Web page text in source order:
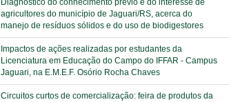
Diagnóstico do conhecimento prévio e do interesse de
agricultores do município de Jaguari/RS, acerca do
manejo de resíduos sólidos e do uso de biodigestores
Impactos de ações realizadas por estudantes da
Licenciatura em Educação do Campo do IFFAR - Campus
Jaguari, na E.M.E.F. Osório Rocha Chaves
Circuitos curtos de comercialização: feira de produtos da